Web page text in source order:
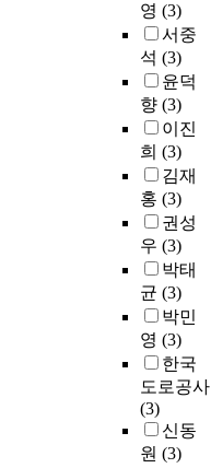
영 (3)
서중
석 (3)
윤덕
향 (3)
이진
희 (3)
김재
홍 (3)
권성
우 (3)
박태
균 (3)
박민
영 (3)
한국
도로공사
(3)
신동
원 (3)